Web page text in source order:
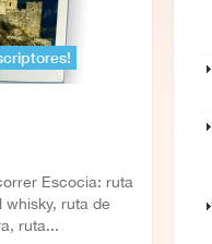
Escocia: ruta
whisky, ruta de
ruta...